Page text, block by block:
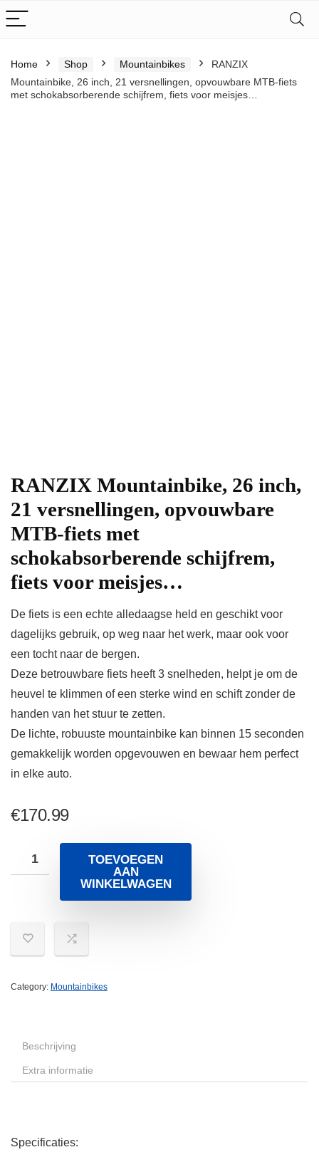
Home Shop Mountainbikes
RANZIX
Mountainbike, 26 inch, 21 versnellingen, opvouwbare MTB-fiets
met schokabsorberende schijfrem, fiets voor meisjes…
RANZIX Mountainbike, 26 inch,
21 versnellingen, opvouwbare
MTB-fiets met
schokabsorberende schijfrem,
fiets voor meisjes…
De fiets is een echte alledaagse held en geschikt voor
dagelijks gebruik, op weg naar het werk, maar ook voor
een tocht naar de bergen.
Deze betrouwbare fiets heeft 3 snelheden, helpt je om de
heuvel te klimmen of een sterke wind en schift zonder de
handen van het stuur te zetten.
De lichte, robuuste mountainbike kan binnen 15 seconden
gemakkelijk worden opgevouwen en bewaar hem perfect
in elke auto.
€170.99
TOEVOEGEN
AAN
WINKELWAGEN
Category: Mountainbikes
Beschrijving
Extra informatie
Specificaties: